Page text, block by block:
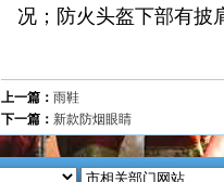
况；防火头盔下部有披
上一篇： 雨鞋
下一篇： 新款防烟眼睛